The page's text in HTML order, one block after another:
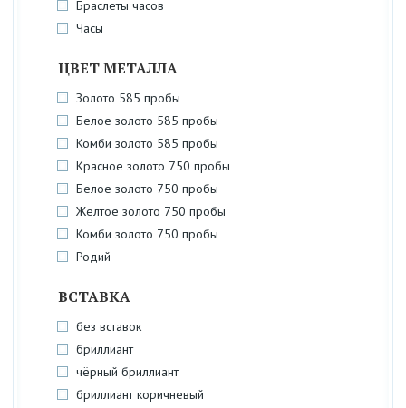
Браслеты часов
Часы
ЦВЕТ МЕТАЛЛА
Золото 585 пробы
Белое золото 585 пробы
Комби золото 585 пробы
Красное золото 750 пробы
Белое золото 750 пробы
Желтое золото 750 пробы
Комби золото 750 пробы
Родий
ВСТАВКА
без вставок
бриллиант
чёрный бриллиант
бриллиант коричневый